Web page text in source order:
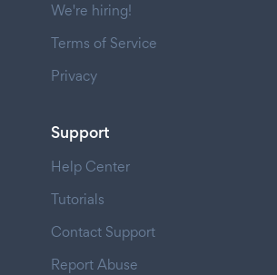
We're hiring!
Terms of Service
Privacy
Support
Help Center
Tutorials
Contact Support
Report Abuse